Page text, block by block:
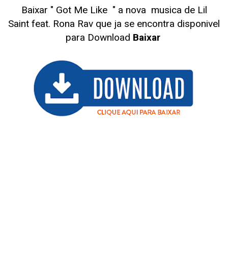
Baixar " Got Me Like " a nova musica de Lil
Saint feat. Rona Rav que ja se encontra disponivel
para Download Baixar